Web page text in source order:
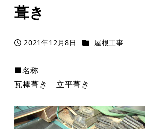
葺き
投稿日
2021年12月8日 カテゴリー
屋根工事
■名称
瓦棒葺き 立平葺き